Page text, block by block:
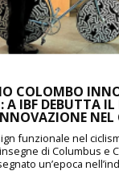
COLOMBO
A IBF DEBUTTA IL
NEL
funzionale nel
di Columbus e
un’epoca